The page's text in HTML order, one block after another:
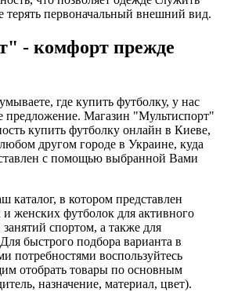
терять первоначальный внешний вид.
- комфорт прежде
где купить футболку, у нас
предложение. Магазин "Мультиспорт"
купить футболку онлайн в Киеве,
другом городе в Украине, куда
с помощью выбранной Вами
в котором представлен
женских футболок для активного
спортом, а также для
быстрого подбора варианта в
потребностями воспользуйтесь
отобрать товары по основным
назначение, материал, цвет).